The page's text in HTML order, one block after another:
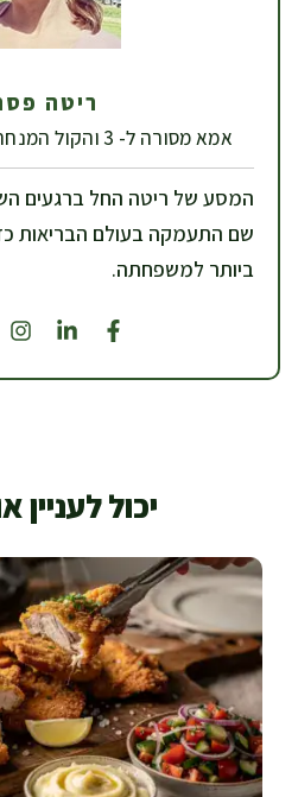
ריטה
אמא מסורה ל- 3 והקול המנחה של אתר נוטרי-מאיה
המסע של ריטה החל ברגעים
שם התעמקה בעולם הבריאות
ביותר למשפחתה.
יכול לעניין